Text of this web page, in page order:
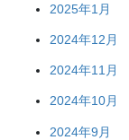
2025年1月
2024年12月
2024年11月
2024年10月
2024年9月